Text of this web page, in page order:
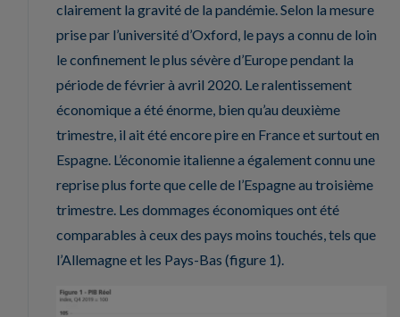
clairement la gravité de la pandémie. Selon la mesure
prise par l’université d’Oxford, le pays a connu de loin
le confinement le plus sévère d’Europe pendant la
période de février à avril 2020. Le ralentissement
économique a été énorme, bien qu’au deuxième
trimestre, il ait été encore pire en France et surtout en
Espagne. L’économie italienne a également connu une
reprise plus forte que celle de l’Espagne au troisième
trimestre. Les dommages économiques ont été
comparables à ceux des pays moins touchés, tels que
l’Allemagne et les Pays-Bas (figure 1).